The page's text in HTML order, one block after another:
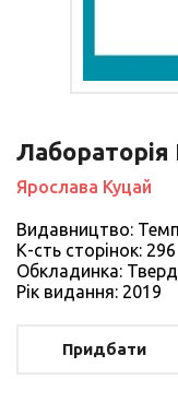
Лабораторія
Ярослава Куцай
Видавництво:
К-сть сторiнок: 296
Обкладинка:
Рiк видання: 2019
Придбати